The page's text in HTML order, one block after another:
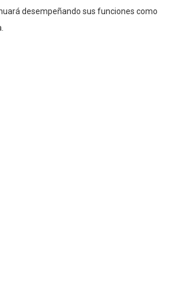
desempeñando sus funciones como